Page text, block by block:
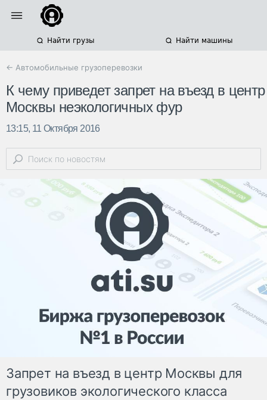
Найти грузы Найти машины
← Автомобильные грузоперевозки
К чему приведет запрет на въезд в центр
Москвы неэкологичных фур
13:15, 11 Октября 2016
Запрет на въезд в центр Москвы для
грузовиков экологического класса